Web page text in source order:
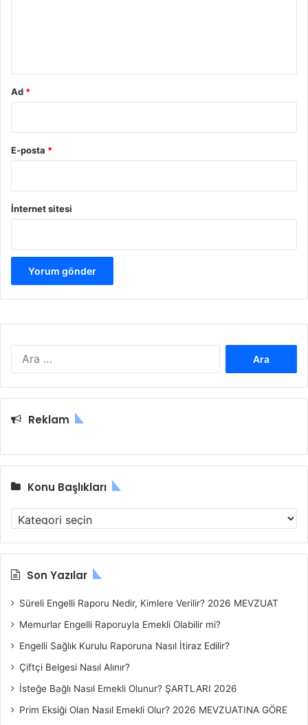
Ad *
E-posta *
İnternet sitesi
Reklam
Konu Başlıkları
o
n
B
ş
ı
k
r
Son Yazılar
Süreli Engelli Raporu Nedir, Kimlere Verilir? 2026 MEVZUAT
Memurlar Engelli Raporuyla Emekli Olabilir mi?
Engelli Sağlık Kurulu Raporuna Nasıl İtiraz Edilir?
Çiftçi Belgesi Nasıl Alınır?
İsteğe Bağlı Nasıl Emekli Olunur? ŞARTLARI 2026
Prim Eksiği Olan Nasıl Emekli Olur? 2026 MEVZUATINA GÖRE